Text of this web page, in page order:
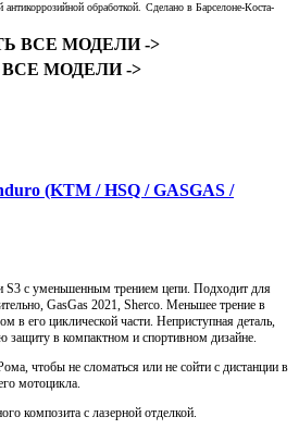
обработкой. Сделано в Барселоне-Коста-
ВСЕ МОДЕЛИ ->
МОДЕЛИ ->
(KTM / HSQ / GASGAS /
S3 с уменьшенным трением цепи. Подходит для
GasGas 2021, Sherco. Меньшее трение в
его циклической части. Неприступная деталь,
защиту в компактном и спортивном дизайне.
чтобы не сломаться или не сойти с дистанции в
мотоцикла.
композита с лазерной отделкой.